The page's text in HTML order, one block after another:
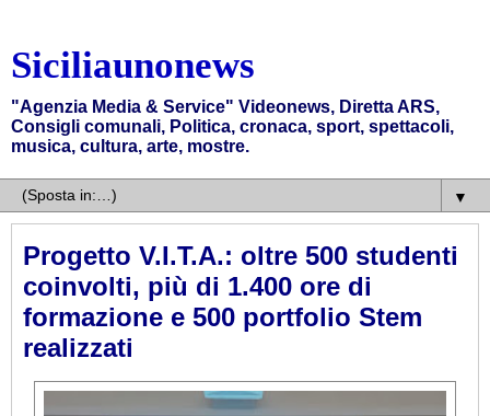
Siciliaunonews
"Agenzia Media & Service" Videonews, Diretta ARS,
Consigli comunali, Politica, cronaca, sport, spettacoli,
musica, cultura, arte, mostre.
▼
Progetto V.I.T.A.: oltre 500 studenti
coinvolti, più di 1.400 ore di
formazione e 500 portfolio Stem
realizzati